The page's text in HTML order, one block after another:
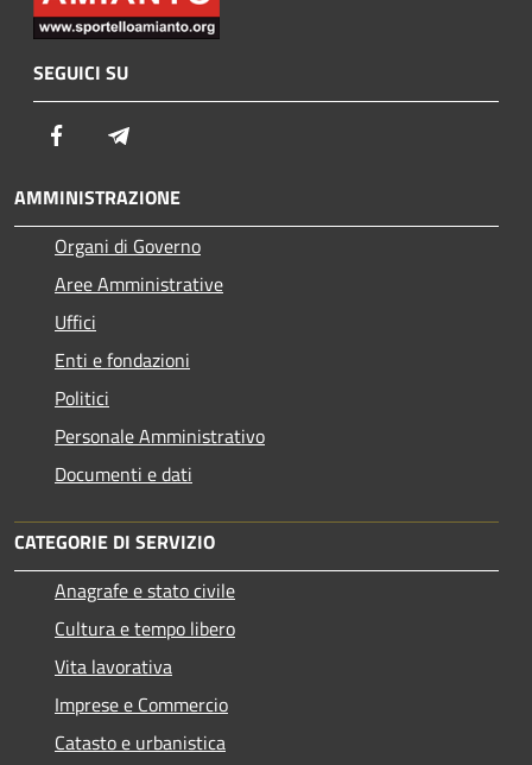
SEGUICI SU
Facebook
AMMINISTRAZIONE
Organi di Governo
Aree Amministrative
Uffici
Enti e fondazioni
Politici
Personale Amministrativo
Documenti e dati
CATEGORIE DI SERVIZIO
Anagrafe e stato civile
Cultura e tempo libero
Vita lavorativa
Imprese e Commercio
Catasto e urbanistica